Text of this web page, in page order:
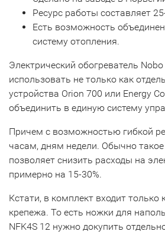
Ресурс работы составляет
Есть возможность
систему отопления.
Электрический обогреватель
использовать не только как
устройства Orion 700 или Energy
объединить в единую систему
Причем с возможностью гибкой
часам, дням недели. Обычно
позволяет снизить расходы на
примерно на 15-30%.
Кстати, в комплект входит только
крепежа. То есть ножки для
NFK4S 12 нужно докупить